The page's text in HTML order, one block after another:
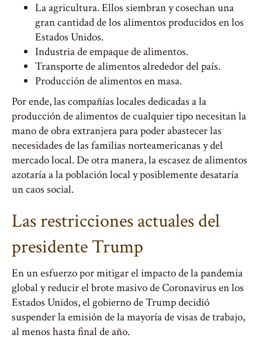
La agricultura. Ellos siembran y cosechan una
gran cantidad de los alimentos producidos en los
Estados Unidos.
Industria de empaque de alimentos.
Transporte de alimentos alrededor del país.
Producción de alimentos en masa.
Por ende, las compañías locales dedicadas a la
producción de alimentos de cualquier tipo necesitan la
mano de obra extranjera para poder abastecer las
necesidades de las familias norteamericanas y del
mercado local. De otra manera, la escasez de alimentos
azotaría a la población local y posiblemente desataría
un caos social.
Las restricciones actuales del
presidente Trump
En un esfuerzo por mitigar el impacto de la pandemia
global y reducir el brote masivo de Coronavirus en los
Estados Unidos, el gobierno de Trump decidió
suspender la emisión de la mayoría de visas de trabajo,
al menos hasta final de año.